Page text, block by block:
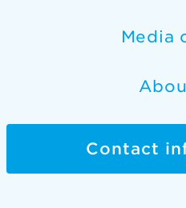
Media
Contact